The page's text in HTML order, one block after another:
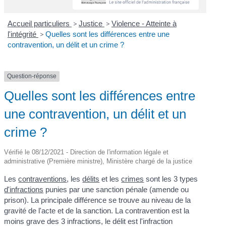
Accueil particuliers > Justice > Violence - Atteinte à
l'intégrité > Quelles sont les différences entre une
contravention, un délit et un crime ?
Question-réponse
Quelles sont les différences entre
une contravention, un délit et un
crime ?
Vérifié le 08/12/2021 - Direction de l'information légale et
administrative (Première ministre), Ministère chargé de la justice
Lescontraventions, lesdélits et lescrimes sont les 3 types
d'infractions punies par une sanction pénale (amende ou
prison). La principale différence se trouve au niveau de la
gravité de l'acte et de la sanction. La contravention est la
moins grave des 3 infractions, le délit est l'infraction